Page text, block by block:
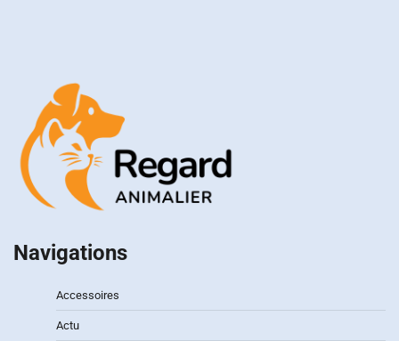
Navigations
Accessoires
Actu